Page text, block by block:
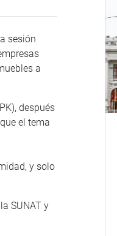
sesión
a
después
el tema
y solo
SUNAT y